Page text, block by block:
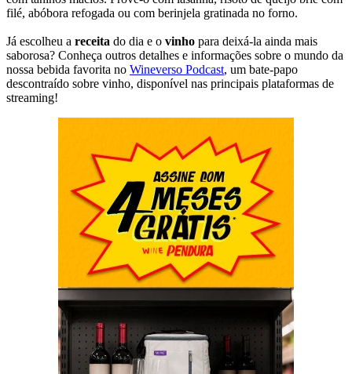
filé, abóbora refogada ou com berinjela gratinada no forno.
Já escolheu a receita do dia e o vinho para deixá-la ainda mais
saborosa? Conheça outros detalhes e informações sobre o mundo da
nossa bebida favorita no Wineverso Podcast, um bate-papo
descontraído sobre vinho, disponível nas principais plataformas de
streaming!